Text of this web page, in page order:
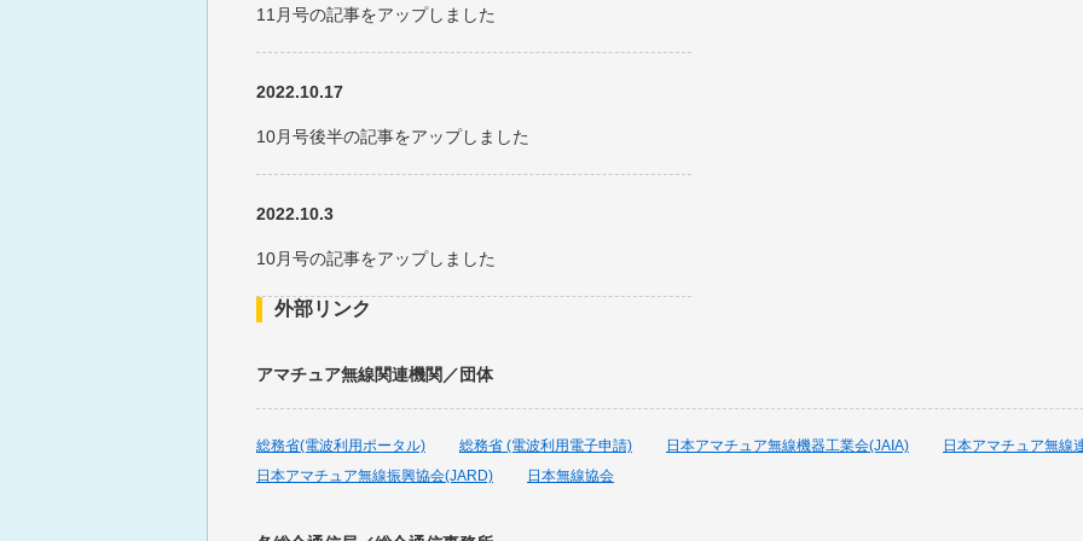
11月号の記事をアップしました
2022.10.17
10月号後半の記事をアップしました
2022.10.3
10月号の記事をアップしました
9月号後半の記事をアップしました
2022.9.1
外部リンク
アマチュア無線関連機関／団体
総務省(電波利用ポータル) 総務省 (電波利用電子申請) 日本アマチュア無線機器工業会(JAIA)
日本アマチュア無線
日本アマチュア無線振興協会(JARD)
日本無線協会